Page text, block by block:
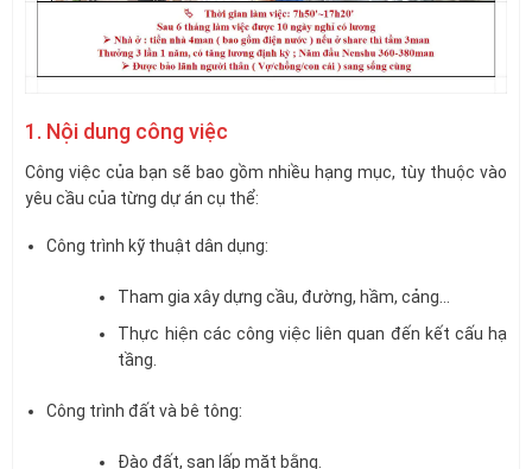
1. Nội dung công việc
Công việc của bạn sẽ bao gồm nhiều hạng mục, tùy thuộc vào
yêu cầu của từng dự án cụ thể:
Công trình kỹ thuật dân dụng:
Tham gia xây dựng cầu, đường, hầm, cảng…
Thực hiện các công việc liên quan đến kết cấu hạ
tầng.
Công trình đất và bê tông:
Đào đất, san lấp mặt bằng.